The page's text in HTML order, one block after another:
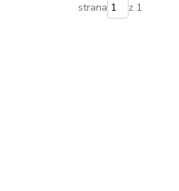
strana z 1